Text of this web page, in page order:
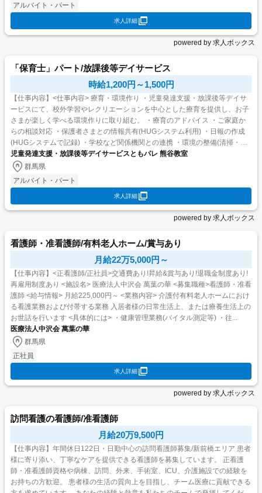
アルバイト・パート
求人詳細
powered by 求人ボックス
「保育士」パート/放課後等デイサービス
時給1,200円～1,500円
【仕事内容】<仕事内容> 療育・環境作り ・児童発達支援・放課後等デイサ
ービスにて、校外学習やレクリエーションを中心とした療育を提供し、お子
さまが楽しく学べる環境作りに取り組む。 ・療育のアドバイス ・ご家庭か
らの相談対応 ・保護者さまとの情報共有(HUGシステム利用) ・日報の作成
(HUGシステムで記録) ・学校など関係機関との連携 ・環境の整備(清掃・消
毒等) ・イベントの企...
児童発達支援・放課後等デイサービスともパレ 熊谷教室
群馬県
アルバイト・パート
求人詳細
powered by 求人ボックス
看護師・准看護師/有料老人ホーム/賞与あり
月給22万5,000円～
【仕事内容】<正看護師/正社員>交通費あり!昇給&賞与あり!退職金制度あり!
再雇用制度あり <施設名> 医療法人中沢会 萬葉の華 <募集職種>看護師・准看
護師 <給与情報> 月給225,000円～ <業務内容> 介護付有料老人ホームにおけ
る看護業務および付帯する業務 入居者様の日常生活上、または療養生活上の
お世話を行います <具体的には> ・健康管理業務(バイタル測定等) ・往...
医療法人中沢会 萬葉の華
群馬県
正社員
求人詳細
powered by 求人ボックス
訪問看護の看護師/准看護師
月給20万9,500円
【仕事内容】年間休日122日・日勤中心の訪問看護師募集/新前橋エリア 患者
様に寄り添い、丁寧なケアを提供できる看護師を募集しています。 正看護
師・准看護師資格や病棟、訪問、外来、手術室、ICU、介護施設での経験を
お持ちの方歓迎。 患者様の生活の質向上を目指し、チーム医療に貢献できる